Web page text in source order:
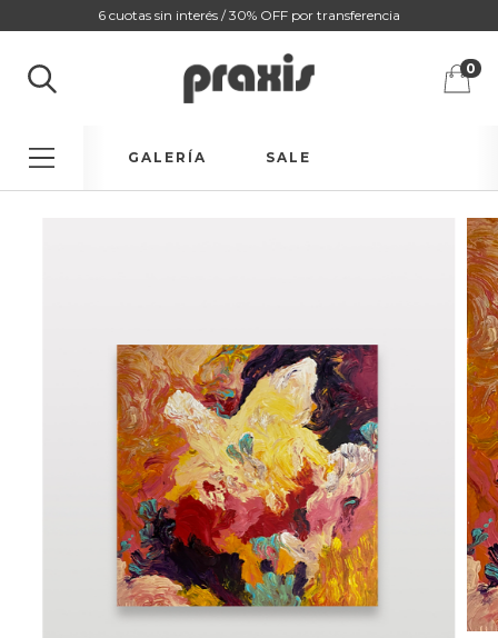
6 cuotas sin interés / 30% OFF por transferencia
0
GALERÍA SALE